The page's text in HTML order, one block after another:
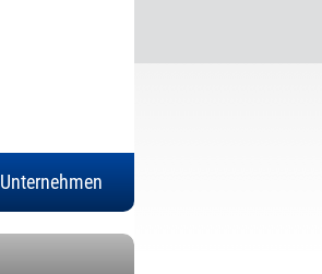
Unternehmen